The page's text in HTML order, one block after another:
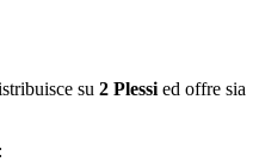
su 2 Plessi ed offre sia